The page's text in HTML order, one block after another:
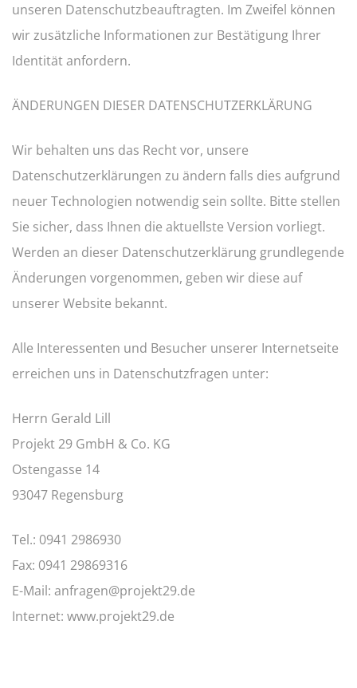
unseren Datenschutzbeauftragten. Im Zweifel können
wir zusätzliche Informationen zur Bestätigung Ihrer
Identität anfordern.
ÄNDERUNGEN DIESER DATENSCHUTZERKLÄRUNG
Wir behalten uns das Recht vor, unsere
Datenschutzerklärungen zu ändern falls dies aufgrund
neuer Technologien notwendig sein sollte. Bitte stellen
Sie sicher, dass Ihnen die aktuellste Version vorliegt.
Werden an dieser Datenschutzerklärung grundlegende
Änderungen vorgenommen, geben wir diese auf
unserer Website bekannt.
Alle Interessenten und Besucher unserer Internetseite
erreichen uns in Datenschutzfragen unter:
Herrn Gerald Lill
Projekt 29 GmbH & Co. KG
Ostengasse 14
93047 Regensburg
Tel.: 0941 2986930
Fax: 0941 29869316
E-Mail: anfragen@projekt29.de
Internet: www.projekt29.de